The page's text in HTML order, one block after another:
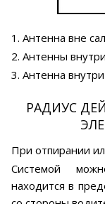
1. Антенна вне
2. Антенны
3. Антенна
РАДИУС
При отпирании
Системой
находится в